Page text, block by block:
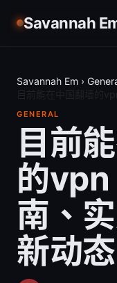
Savannah
Savannah Em ›
GENERAL
目前
的vpn
南、
新动态